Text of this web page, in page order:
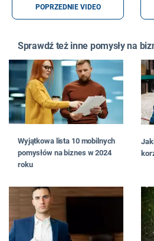
POPRZEDNIE VIDEO
Sprawdź też inne pomysły na
Wyjątkowa lista 10 mobilnych
pomysłów na biznes w 2024
roku